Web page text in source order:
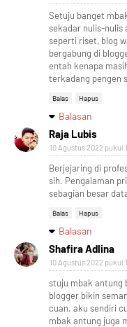
Setuju banget
sekadar nulis-nulis
seperti riset, blog
bergabung di
entah kenapa
terkadang pengen
Balas Hapus
Balasan
Raja Lubis
10 Agustus 2022 pukul
Berjejaring di
sih. Pengalaman
sebagian besar
Balas Hapus
Balasan
Shafira Adlina
10 Agustus 2022 pukul
stuju mbak antung
blogger bikin
cuan. aku sendiri
mbak antung juga